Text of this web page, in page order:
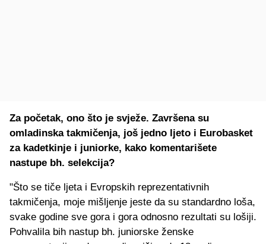
Za početak, ono što je svježe. Završena su
omladinska takmičenja, još jedno ljeto i Eurobasket
za kadetkinje i juniorke, kako komentarišete
nastupe bh. selekcija?
"Što se tiče ljeta i Evropskih reprezentativnih
takmičenja, moje mišljenje jeste da su standardno loša,
svake godine sve gora i gora odnosno rezultati su lošiji.
Pohvalila bih nastup bh. juniorske ženske